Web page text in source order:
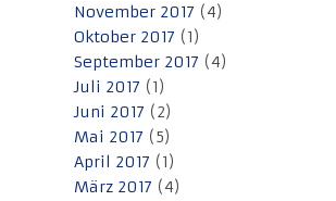
November 2017 (4)
Oktober 2017 (1)
September 2017 (4)
Juli 2017 (1)
Juni 2017 (2)
Mai 2017 (5)
April 2017 (1)
März 2017 (4)